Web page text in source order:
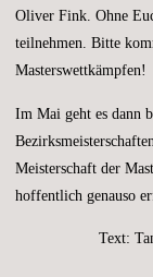
Oliver Fink. Ohne
teilnehmen. Bitte
Masterswettkämpfen!
Im Mai geht es dann
Meisterschaft der
hoffentlich genauso
Text: